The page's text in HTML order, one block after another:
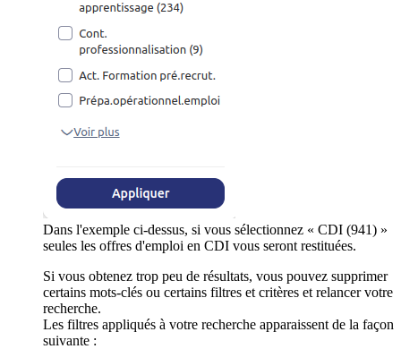
Dans l'exemple ci-dessus, si vous sélectionnez « CDI (941) »
seules les offres d'emploi en CDI vous seront restituées.
Si vous obtenez trop peu de résultats, vous pouvez supprimer
certains mots-clés ou certains filtres et critères et relancer votre
recherche.
Les filtres appliqués à votre recherche apparaissent de la façon
suivante :